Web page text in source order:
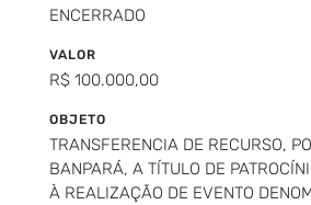
ENCERRADO
VALOR
R$ 100.000,00
OBJETO
TRANSFERENCIA DE RECURSO,
BANPARÁ, A TÍTULO DE
À REALIZAÇÃO DE EVENTO